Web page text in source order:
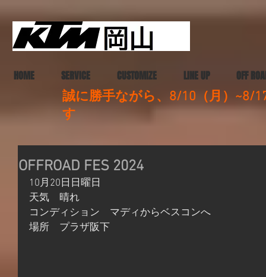
HOME SERVICE CUSTOMIZE LINE UP OFF
誠に勝手ながら、8/10（月）~8/
す
OFFROAD FES 2024
10月20日日曜日
天気　晴れ
コンディション　マディからベスコンへ
場所　プラザ阪下